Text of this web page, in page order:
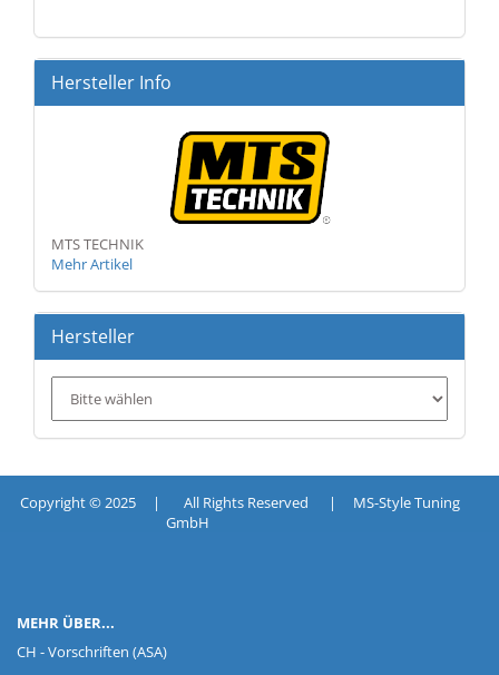
EIN.
Hersteller Info
MTS TECHNIK
Mehr Artikel
Hersteller
Copyright © 2025 | All Rights Reserved | MS-Style Tuning
GmbH
MEHR ÜBER...
CH - Vorschriften (ASA)